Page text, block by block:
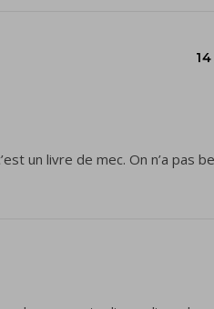
un livre de mec. On n’a pas